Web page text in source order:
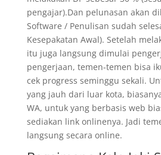
pengajar).Dan pelunasan akan
Software / Penulisan sudah
Kesepakatan Awal). Setelah
itu juga langsung dimulai
pengerjaan, temen-temen bisa
cek progress seminggu sekali.
yang jauh dari luar kota,
WA, untuk yang berbasis web
sediakan link onlinenya. Jadi
langsung secara online.